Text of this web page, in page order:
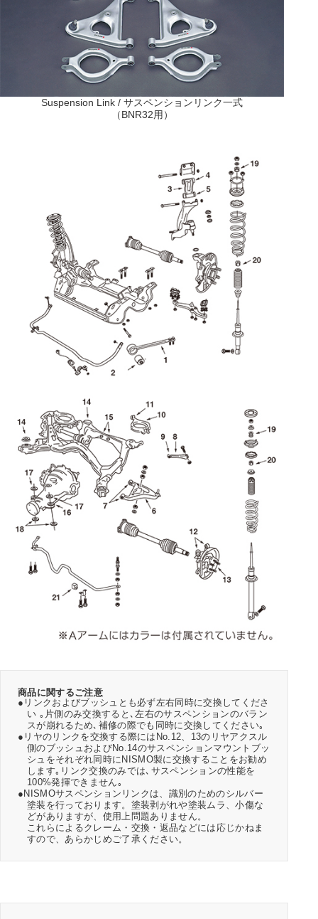
Suspension Link / サスペンションリンク一式
（BNR32用）
商品に関するご注意
●リンクおよびブッシュとも必ず左右同時に交換してくださ
い ｡片側のみ交換すると､左右のサスペンションのバラン
スが崩れるため､補修の際でも同時に交換してください｡
●リヤのリンクを交換する際にはNo.12、13のリヤアクスル
側のブッシュおよびNo.14のサスペンションマウントブッ
シュをそれぞれ同時にNISMO製に交換することをお勧め
します｡リンク交換のみでは､サスペンションの性能を
100%発揮できません｡
●NISMOサスペンションリンクは、識別のためのシルバー
塗装を行っております。塗装剥がれや塗装ムラ、小傷な
どがありますが、使用上問題ありません。
これらによるクレーム・交換・返品などには応じかねま
すので、あらかじめご了承ください。